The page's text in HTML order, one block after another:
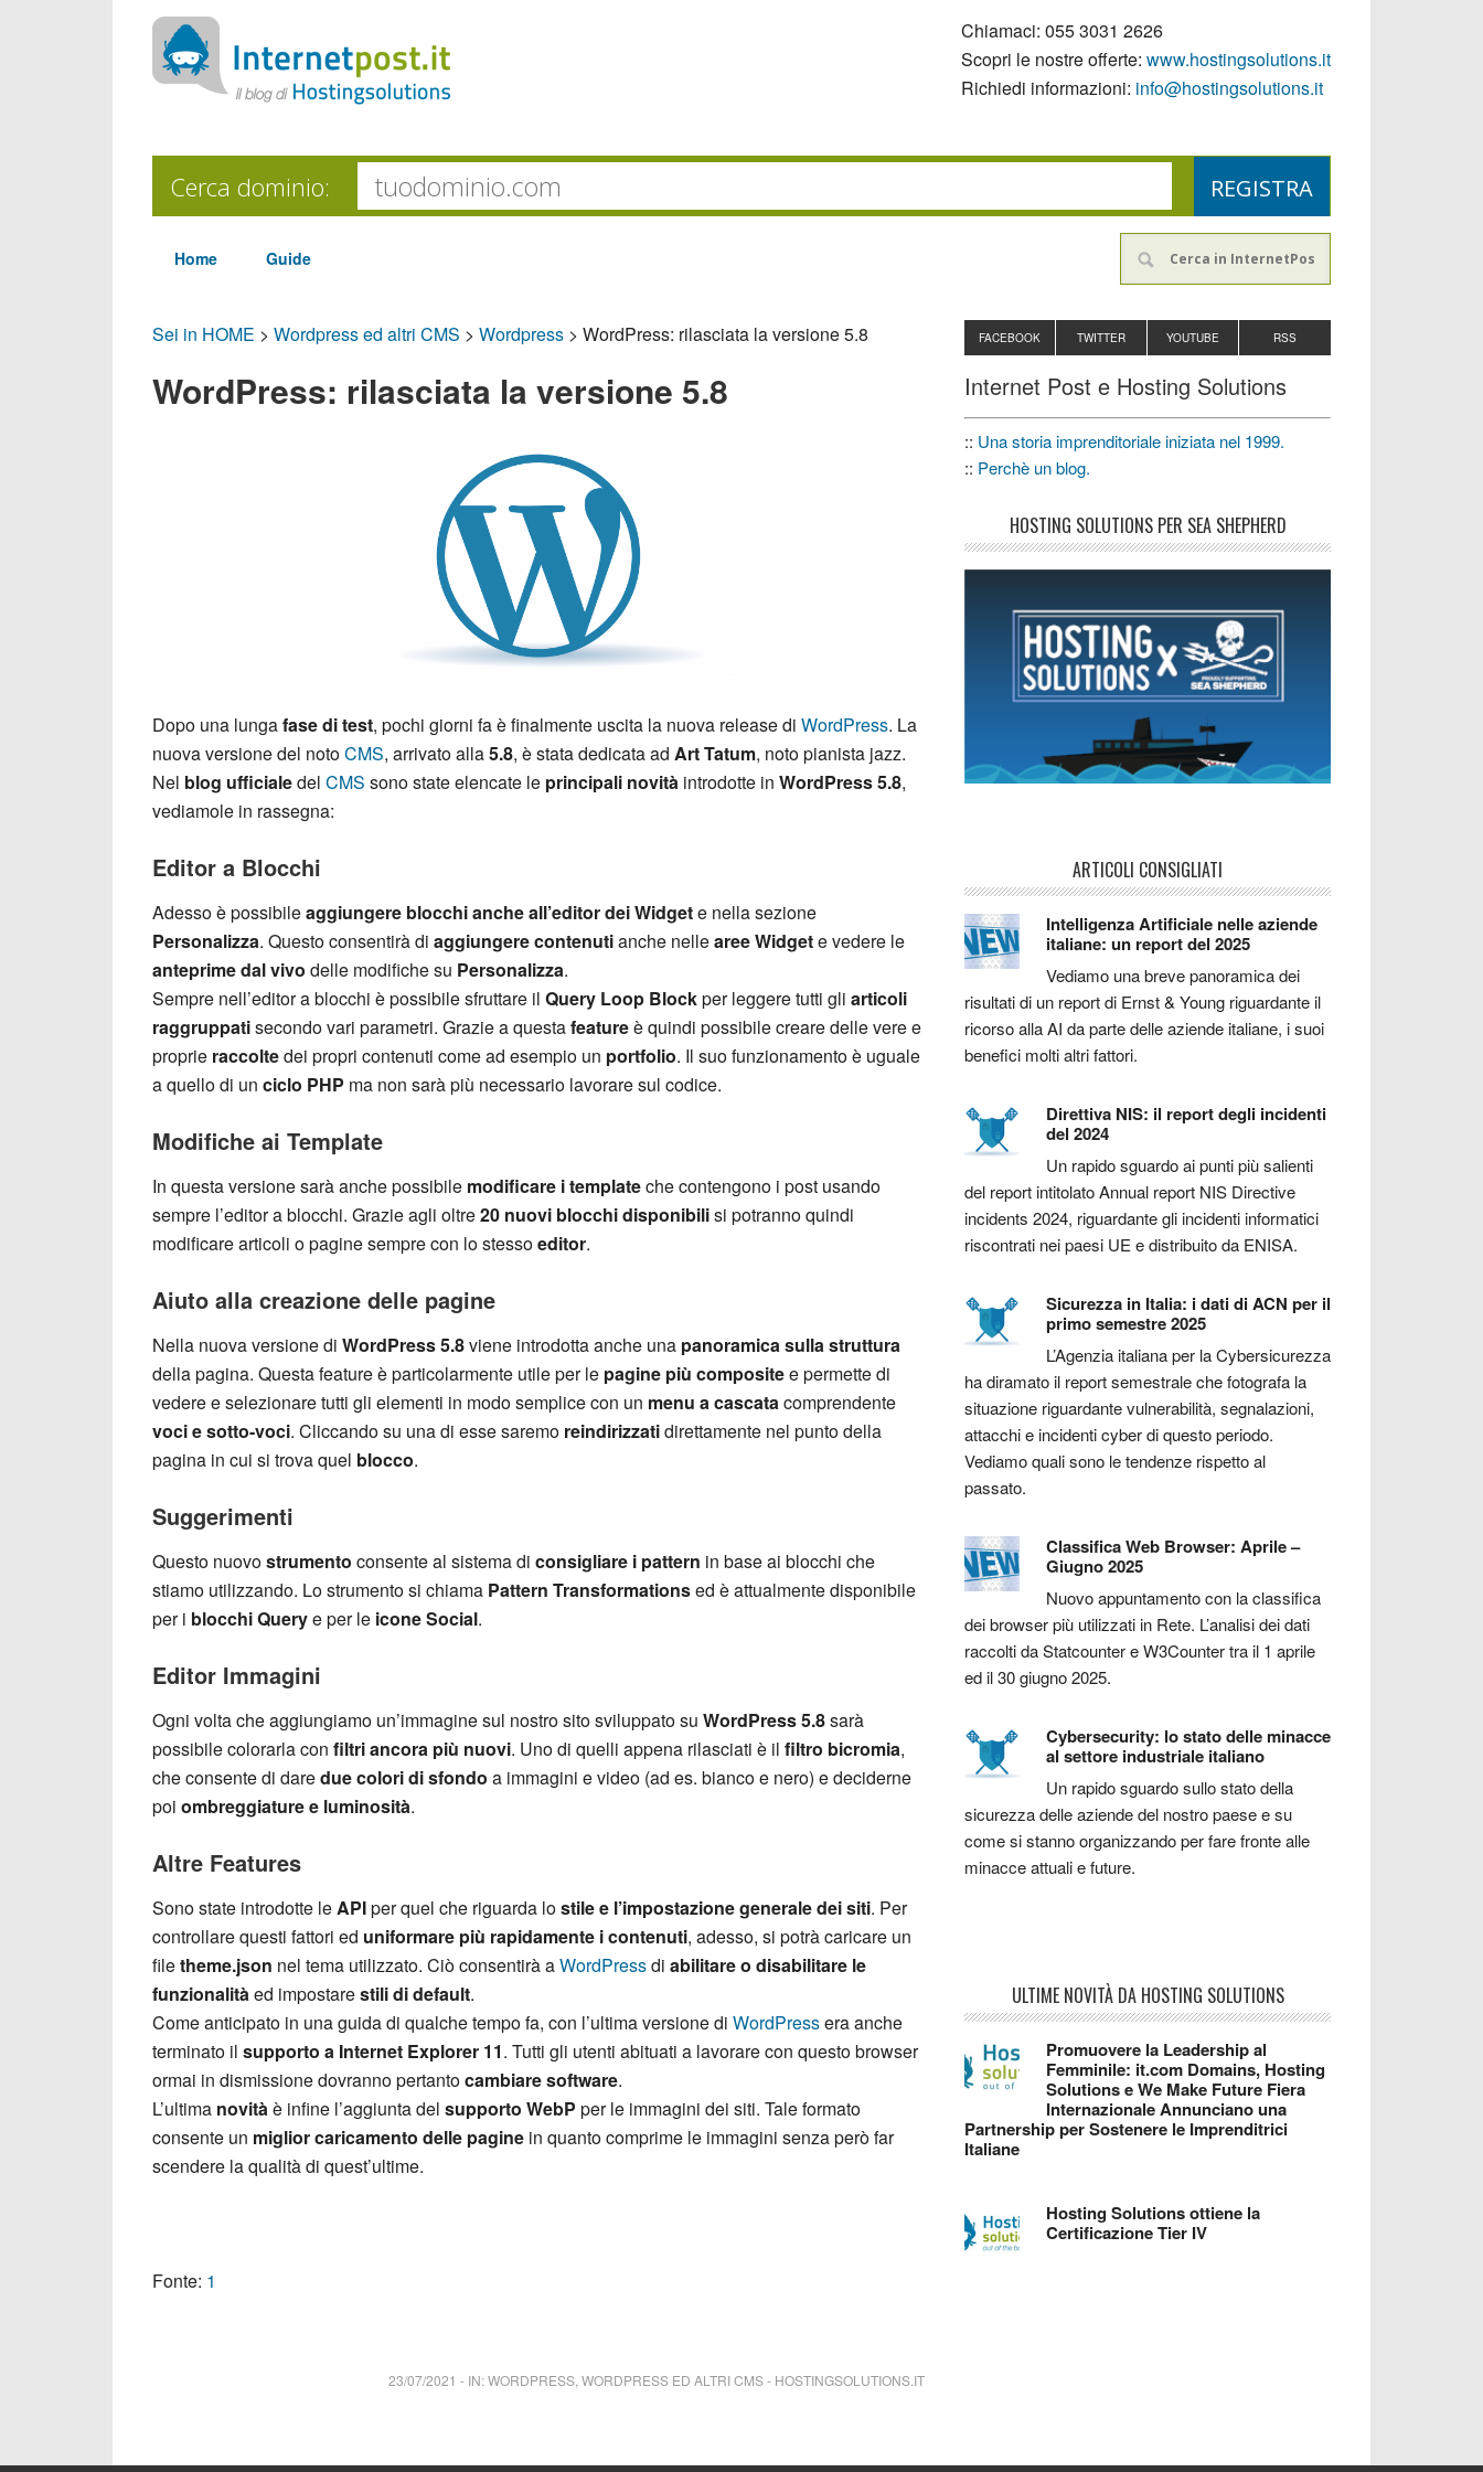
Chiamaci: 055 3031 2626
Scopri le nostre offerte: www.hostingsolutions.it
Richiedi informazioni: info@hostingsolutions.it
Cerca dominio:
Home Guide
Sei in HOME > Wordpress ed altri CMS > Wordpress > WordPress: rilasciata la versione 5.8
WordPress: rilasciata la versione 5.8
Dopo una lungafase di test, pochi giorni fa è finalmente uscita la nuova release di WordPress. La
nuova versione del notoCMS, arrivato alla5.8, è stata dedicata ad Art Tatum, noto pianista jazz.
Nel blog ufficialedel CMS sono state elencate le principali novità introdotte in WordPress 5.8,
vediamole in rassegna:
Editor a Blocchi
Adesso è possibileaggiungere blocchi anche all’editor dei Widgete nella sezione
Personalizza. Questo consentirà di aggiungere contenutianche nellearee Widgete vedere le
anteprime dal vivo delle modifiche su Personalizza.
Sempre nell’editor a blocchi è possibile sfruttare il Query Loop Blockper leggere tutti gli articoli
raggruppatisecondo vari parametri. Grazie a questafeatureè quindi possibile creare delle vere e
proprie raccoltedei propri contenuti come ad esempio un portfolio. Il suo funzionamento è uguale
a quello di un ciclo PHP ma non sarà più necessario lavorare sul codice.
Modifiche ai Template
In questa versione sarà anche possibile modificare i templateche contengono i post usando
sempre l’editor a blocchi. Grazie agli oltre20 nuovi blocchi disponibilisi potranno quindi
modificare articoli o pagine sempre con lo stessoeditor.
Aiuto alla creazione delle pagine
Nella nuova versione di WordPress 5.8viene introdotta anche una panoramica sulla struttura
della pagina. Questa feature è particolarmente utile per le pagine più compositee permette di
vedere e selezionare tutti gli elementi in modo semplice con un menu a cascatacomprendente
voci e sotto-voci. Cliccando su una di esse saremo reindirizzatidirettamente nel punto della
pagina in cui si trova quel blocco.
Suggerimenti
Questo nuovostrumento consente al sistema di consigliare i pattern in base ai blocchi che
stiamo utilizzando. Lo strumento si chiama Pattern Transformationsed è attualmente disponibile
per i blocchiQuerye per le icone Social.
Editor Immagini
Ogni volta che aggiungiamo un’immagine sul nostro sito sviluppato su WordPress 5.8sarà
possibile colorarla con filtri ancora più nuovi. Uno di quelli appena rilasciati è il filtro bicromia,
che consente di daredue colori di sfondo a immagini e video (ad es. bianco e nero) e deciderne
poi ombreggiature e luminosità.
Altre Features
Sono state introdotte leAPIper quel che riguarda lostile e l’impostazione generale dei siti. Per
controllare questi fattori ed uniformare più rapidamente i contenuti, adesso, si potrà caricare un
filetheme.json nel tema utilizzato. Ciò consentirà aWordPressdi abilitare o disabilitare le
funzionalitàed impostarestili di default.
Come anticipato in una guida di qualche tempo fa, con l’ultima versione di WordPressera anche
terminato il supporto a Internet Explorer 11. Tutti gli utenti abituati a lavorare con questo browser
ormai in dismissione dovranno pertantocambiare software.
L’ultima novitàè infine l’aggiunta del supporto WebP per le immagini dei siti. Tale formato
consente un miglior caricamento delle pagine in quanto comprime le immagini senza però far
scendere la qualità di quest’ultime.
Fonte: 1
23/07/2021 - IN:WORDPRESS WORDPRESS ED ALTRI CMS- HOSTINGSOLUTIONS.IT
FACEBOOK TWITTER YOUTUBE RSS
Internet Post e Hosting Solutions
:: Una storia imprenditoriale iniziata nel 1999.
:: Perchè un blog.
HOSTING SOLUTIONS PER SEA SHEPHERD
ARTICOLI CONSIGLIATI
Intelligenza Artificiale nelle aziende
italiane: un report del 2025
Vediamo una breve panoramica dei
risultati di un report di Ernst & Young riguardante il
ricorso alla AI da parte delle aziende italiane, i suoi
benefici molti altri fattori.
Direttiva NIS: il report degli incidenti
del 2024
Un rapido sguardo ai punti più salienti
del report intitolato Annual report NIS Directive
incidents 2024, riguardante gli incidenti informatici
riscontrati nei paesi UE e distribuito da ENISA.
Sicurezza in Italia: i dati di ACN per il
primo semestre 2025
L’Agenzia italiana per la Cybersicurezza
ha diramato il report semestrale che fotografa la
situazione riguardante vulnerabilità, segnalazioni,
attacchi e incidenti cyber di questo periodo.
Vediamo quali sono le tendenze rispetto al
passato.
Classifica Web Browser: Aprile –
Giugno 2025
Nuovo appuntamento con la classifica
dei browser più utilizzati in Rete. L’analisi dei dati
raccolti da Statcounter e W3Counter tra il 1 aprile
ed il 30 giugno 2025.
Cybersecurity: lo stato delle minacce
al settore industriale italiano
Un rapido sguardo sullo stato della
sicurezza delle aziende del nostro paese e su
come si stanno organizzando per fare fronte alle
minacce attuali e future.
ULTIME NOVITÀ DA HOSTING SOLUTIONS
Promuovere la Leadership al
Femminile: it.com Domains, Hosting
Solutions e We Make Future Fiera
Internazionale Annunciano una
Partnership per Sostenere le Imprenditrici
Italiane
Hosting Solutions ottiene la
Certificazione Tier IV